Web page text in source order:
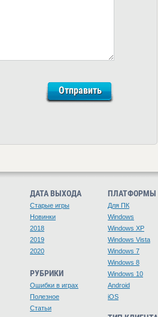
ДАТА ВЫХОДА
Старые игры
Новинки
2018
2019
2020
РУБРИКИ
Ошибки в играх
Полезное
Статьи
ПЛАТФОРМЫ
Для ПК
Windows
Windows XP
Windows Vista
Windows 7
Windows 8
Windows 10
Android
iOS